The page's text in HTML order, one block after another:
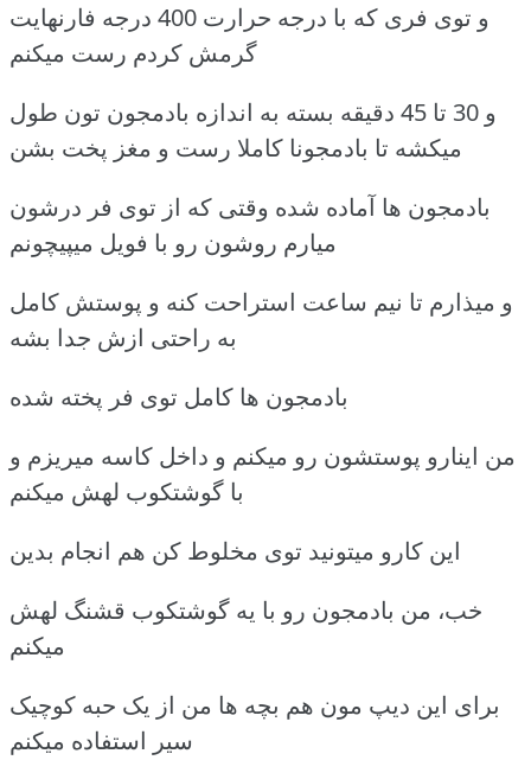
و توی فری که با درجه حرارت 400 درجه فارنهایت
گرمش کردم رست میکنم
و 30 تا 45 دقیقه بسته به اندازه بادمجون تون طول
میکشه تا بادمجونا کاملا رست و مغز پخت بشن
بادمجون ها آماده شده وقتی که از توی فر درشون
میارم روشون رو با فویل میپیچونم
و میذارم تا نیم ساعت استراحت کنه و پوستش کامل
به راحتی ازش جدا بشه
بادمجون ها کامل توی فر پخته شده
من اینارو پوستشون رو میکنم و داخل کاسه میریزم و
با گوشتکوب لهش میکنم
این کارو میتونید توی مخلوط کن هم انجام بدین
خب، من بادمجون رو با یه گوشتکوب قشنگ لهش
میکنم
برای این دیپ مون هم بچه ها من از یک حبه کوچیک
سیر استفاده میکنم